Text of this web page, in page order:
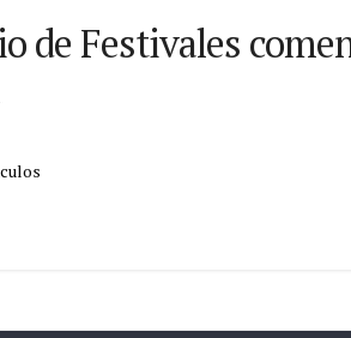
de Festivales